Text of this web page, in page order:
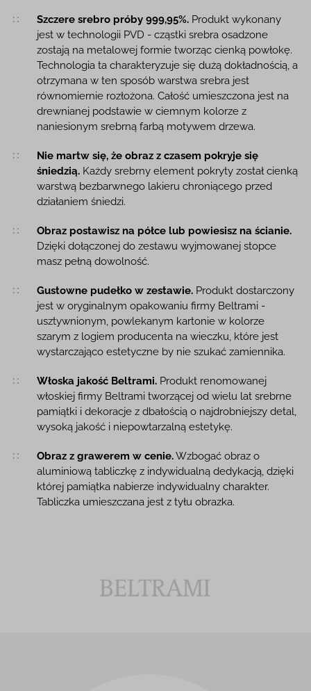
Szczere srebro próby 999,95%.Produkt wykonany
jest w technologii PVD - cząstki srebra osadzone
zostają na metalowej formie tworząc cienką powłokę.
Technologia ta charakteryzuje się dużą dokładnością, a
otrzymana w ten sposób warstwa srebra jest
równomiernie rozłożona. Całość umieszczona jest na
drewnianej podstawie w ciemnym kolorze z
naniesionym srebrną farbą motywem drzewa.
Nie martw się, że obraz z czasem pokryje się
śniedzią.Każdy srebrny element pokryty został cienką
warstwą bezbarwnego lakieru chroniącego przed
działaniem śniedzi.
Obraz postawisz na półce lub powiesisz na ścianie.
Dzięki dołączonej do zestawu wyjmowanej stopce
masz pełną dowolność.
Gustowne pudełko w zestawie.Produkt dostarczony
jest w oryginalnym opakowaniu firmy Beltrami -
usztywnionym, powlekanym kartonie w kolorze
szarym z logiem producenta na wieczku, które jest
wystarczająco estetyczne by nie szukać zamiennika.
Włoska jakość Beltrami.Produkt renomowanej
włoskiej firmy Beltrami tworzącej od wielu lat srebrne
pamiątki i dekoracje z dbałością o najdrobniejszy detal,
wysoką jakość i niepowtarzalną estetykę.
Obraz z grawerem w cenie.Wzbogać obraz o
aluminiową tabliczkę z indywidualną dedykacją, dzięki
której pamiątka nabierze indywidualny charakter.
Tabliczka umieszczana jest z tyłu obrazka.